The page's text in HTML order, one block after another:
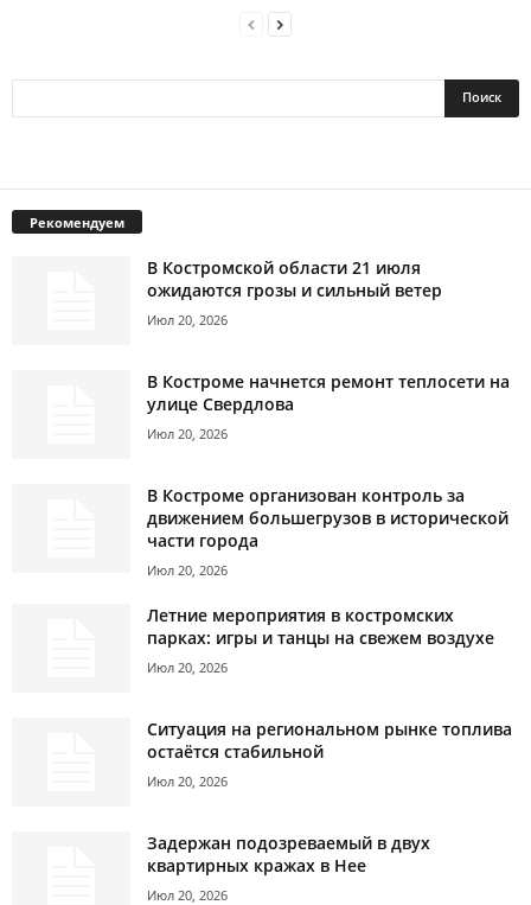
Рекомендуем
В Костромской области 21 июля
ожидаются грозы и сильный ветер
Июл 20, 2026
В Костроме начнется ремонт теплосети на
улице Свердлова
Июл 20, 2026
В Костроме организован контроль за
движением большегрузов в исторической
части города
Июл 20, 2026
Летние мероприятия в костромских
парках: игры и танцы на свежем воздухе
Июл 20, 2026
Ситуация на региональном рынке топлива
остаётся стабильной
Июл 20, 2026
Задержан подозреваемый в двух
квартирных кражах в Нее
Июл 20, 2026